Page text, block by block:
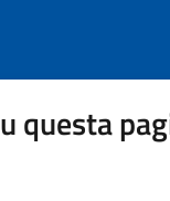
questa